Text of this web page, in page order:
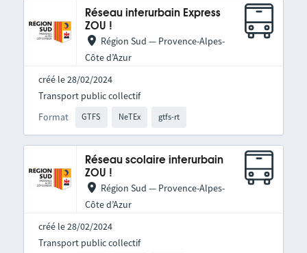
Réseau interurbain Express
ZOU !
Région Sud — Provence-Alpes-
Côte d’Azur
créé le 28/02/2024
Format GTFS NeTEx gtfs-rt
Transport public collectif
Réseau scolaire interurbain
ZOU !
Région Sud — Provence-Alpes-
Côte d’Azur
créé le 28/02/2024
Transport public collectif